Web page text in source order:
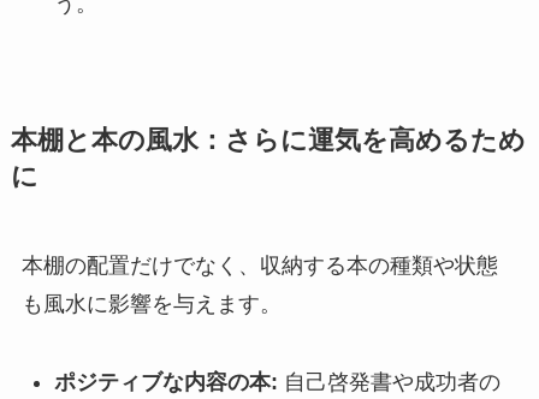
本棚と本の風水：さらに運気を高めるため
に
本棚の配置だけでなく、収納する本の種類や状態
も風水に影響を与えます。
ポジティブな内容の本: 自己啓発書や成功者の